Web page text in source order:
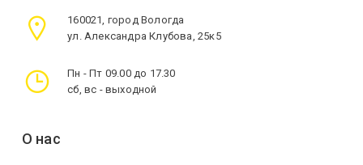
160021, город Вологда
ул. Александра Клубова, 25к5
Пн - Пт 09.00 до 17.30
сб, вс - выходной
О нас